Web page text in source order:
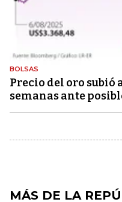
BOLSAS
Precio del oro subió
semanas ante
MÁS DE LA